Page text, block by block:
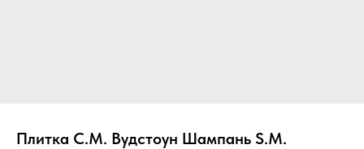
Плитка С.М. Вудстоун Шампань S.M.